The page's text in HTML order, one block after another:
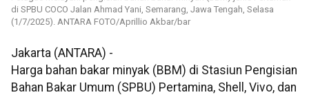
di SPBU COCO Jalan Ahmad Yani, Semarang, Jawa Tengah, Selasa
(1/7/2025). ANTARA FOTO/Aprillio Akbar/bar
Jakarta (ANTARA) -
Harga bahan bakar minyak (BBM) di Stasiun Pengisian
Bahan Bakar Umum (SPBU) Pertamina, Shell, Vivo, dan